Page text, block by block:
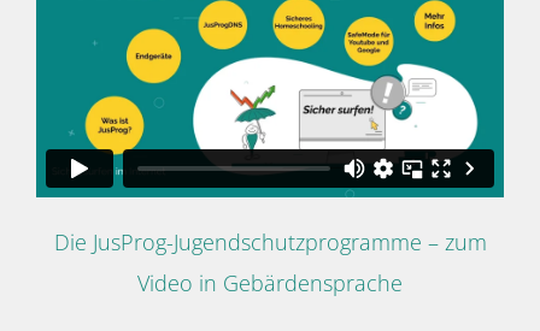
Die JusProg-Jugendschutzprogramme – zum
Video in Gebärdensprache